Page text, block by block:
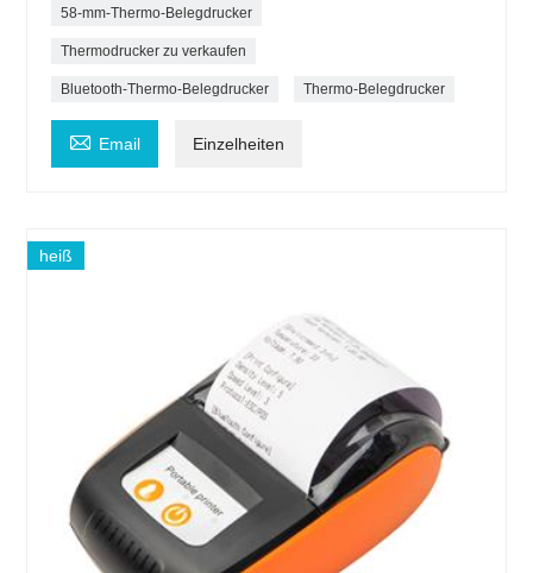
58-mm-Thermo-Belegdrucker
Thermodrucker zu verkaufen
Bluetooth-Thermo-Belegdrucker Thermo-Belegdrucker
 Email Einzelheiten
heiß